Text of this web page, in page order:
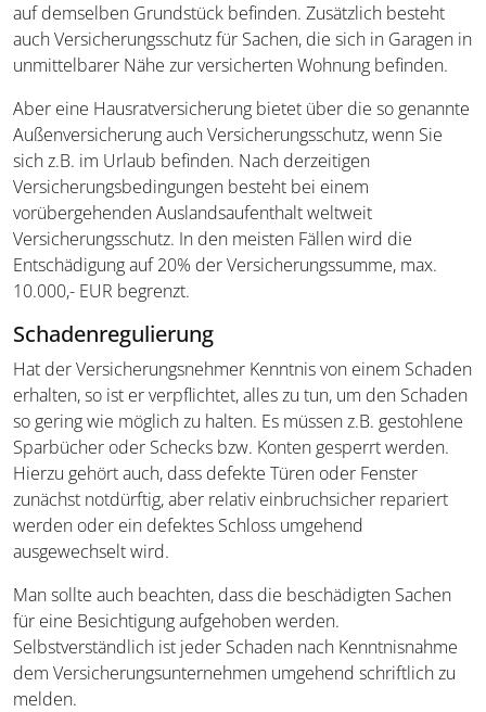
auf demselben Grundstück befinden. Zusätzlich besteht
auch Versicherungsschutz für Sachen, die sich in Garagen in
unmittelbarer Nähe zur versicherten Wohnung befinden.
Aber eine Hausratversicherung bietet über die so genannte
Außenversicherung auch Versicherungsschutz, wenn Sie
sich z.B. im Urlaub befinden. Nach derzeitigen
Versicherungsbedingungen besteht bei einem
vorübergehenden Auslandsaufenthalt weltweit
Versicherungsschutz. In den meisten Fällen wird die
Entschädigung auf 20% der Versicherungssumme, max.
10.000,- EUR begrenzt.
Schadenregulierung
Hat der Versicherungsnehmer Kenntnis von einem Schaden
erhalten, so ist er verpflichtet, alles zu tun, um den Schaden
so gering wie möglich zu halten. Es müssen z.B. gestohlene
Sparbücher oder Schecks bzw. Konten gesperrt werden.
Hierzu gehört auch, dass defekte Türen oder Fenster
zunächst notdürftig, aber relativ einbruchsicher repariert
werden oder ein defektes Schloss umgehend
ausgewechselt wird.
Man sollte auch beachten, dass die beschädigten Sachen
für eine Besichtigung aufgehoben werden.
Selbstverständlich ist jeder Schaden nach Kenntnisnahme
dem Versicherungsunternehmen umgehend schriftlich zu
melden.